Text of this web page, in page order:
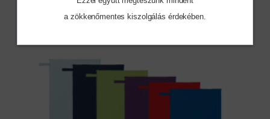
a zökkenőmentes kiszolgálás érdekében.